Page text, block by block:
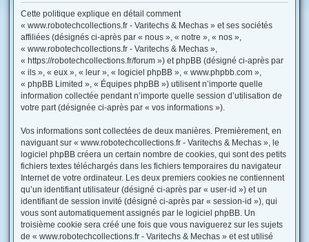
e
Cette politique explique en détail comment
« www.robotechcollections.fr - Varitechs & Mechas » et ses sociétés
affiliées (désignés ci-après par « nous », « notre », « nos »,
« www.robotechcollections.fr - Varitechs & Mechas »,
« https://robotechcollections.fr/forum ») et phpBB (désigné ci-après par
« ils », « eux », « leur », « logiciel phpBB », « www.phpbb.com »,
« phpBB Limited », « Équipes phpBB ») utilisent n’importe quelle
information collectée pendant n’importe quelle session d’utilisation de
votre part (désignée ci-après par « vos informations »).
Vos informations sont collectées de deux manières. Premièrement, en
naviguant sur « www.robotechcollections.fr - Varitechs & Mechas », le
logiciel phpBB créera un certain nombre de cookies, qui sont des petits
fichiers textes téléchargés dans les fichiers temporaires du navigateur
Internet de votre ordinateur. Les deux premiers cookies ne contiennent
qu’un identifiant utilisateur (désigné ci-après par « user-id ») et un
identifiant de session invité (désigné ci-après par « session-id »), qui
vous sont automatiquement assignés par le logiciel phpBB. Un
troisième cookie sera créé une fois que vous naviguerez sur les sujets
de « www.robotechcollections.fr - Varitechs & Mechas » et est utilisé